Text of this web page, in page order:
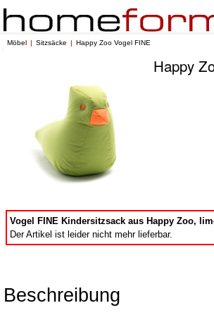
Möbel Sitzsäcke Happy Zoo Vogel FINE
Happy
Vogel FINE Kindersitzsack aus Happy Zoo,
Der Artikel ist leider nicht mehr lieferbar.
Beschreibung